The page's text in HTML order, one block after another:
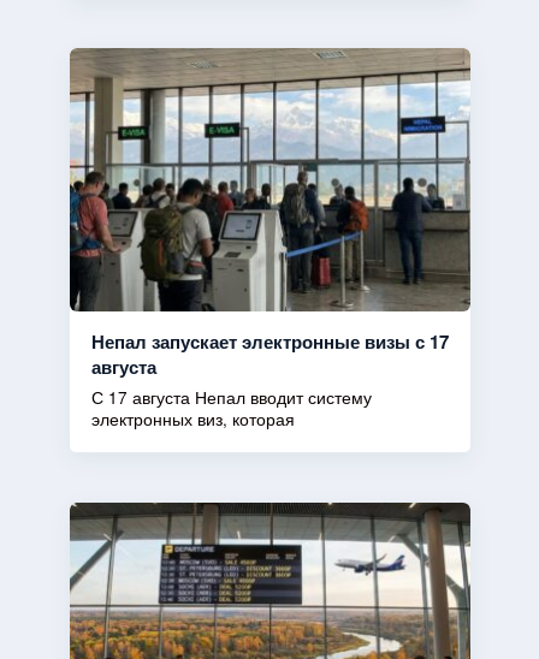
Непал запускает электронные визы с 17
августа
С 17 августа Непал вводит систему
электронных виз, которая